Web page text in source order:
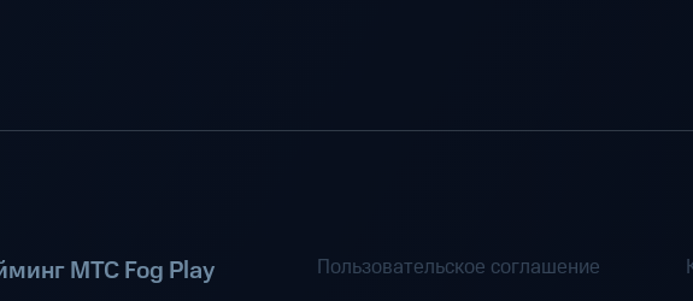
МТС Fog Play
Пользовательское соглашение